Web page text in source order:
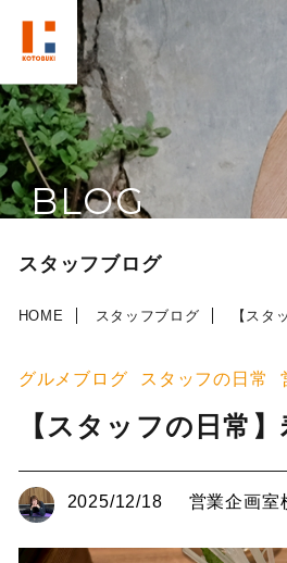
BLOG
スタッフブログ
HOME スタッフブログ 【スタ
グルメブログ スタッフの日常
【スタッフの日常
2025/12/18 営業企画